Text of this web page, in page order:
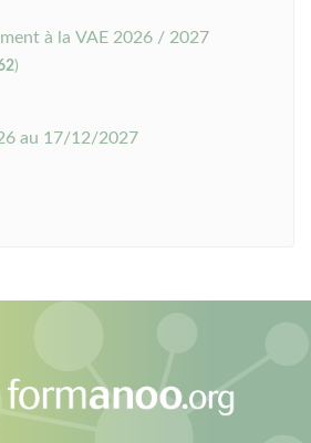
à la VAE 2026 / 2027
)
au 17/12/2027